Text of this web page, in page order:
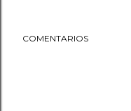
COMENTARIOS